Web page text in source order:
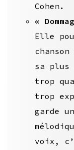
Cohen.
«
Elle
sa plus
trop
trop
garde
voix,